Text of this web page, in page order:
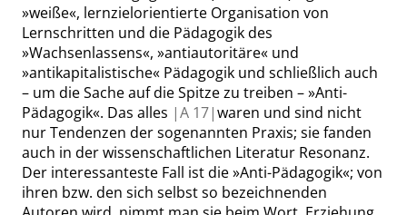
»weiße«, lernzielorientierte Organisation von
Lernschritten und die Pädagogik des
»Wachsenlassens«, »antiautoritäre« und
»antikapitalistische« Pädagogik und schließlich auch
– um die Sache auf die Spitze zu treiben –»Anti-
Pädagogik«. Das alles |A 17|waren und sind nicht
nur Tendenzen der sogenannten Praxis; sie fanden
auch in der wissenschaftlichen Literatur Resonanz.
Der interessanteste Fall ist die»Anti-Pädagogik«; von
ihren bzw. den sich selbst so bezeichnenden